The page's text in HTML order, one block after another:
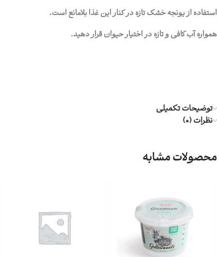
استفاده از یونجه خشک تازه در کنار این غذا بلامانع است.
همواره آب کافی و تازه در اختیار حیوان قرار دهید.
توضیحات تکمیلی
نظرات (0)
محصولات مشابه